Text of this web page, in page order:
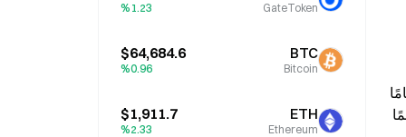
GateToken
%1.23
BTC
Bitcoin
$64,684.6
%0.96
ETH
Ethereum
$1,911.7
%2.33